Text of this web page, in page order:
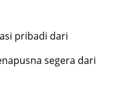
pribadi dari
segera dari